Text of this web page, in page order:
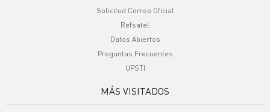
Solicitud Correo Oficial
Refsatel
Datos Abiertos
Preguntas Frecuentes
UPSTI
MÁS VISITADOS